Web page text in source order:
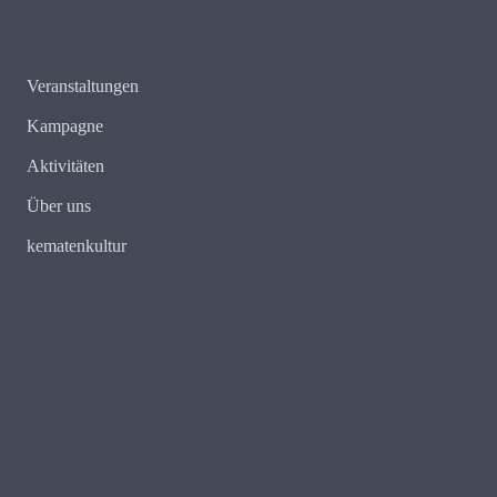
Veranstaltungen
Kampagne
Aktivitäten
Über uns
kematenkultur